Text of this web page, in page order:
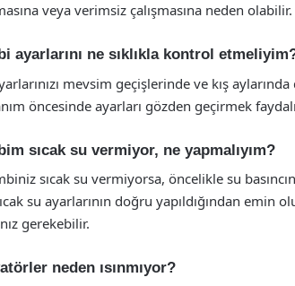
veya verimsiz çalışmasına neden olabilir.
ayarlarını ne sıklıkla kontrol
mevsim geçişlerinde ve kış
öncesinde ayarları gözden geçirmek
sıcak su vermiyor, ne yapmalıyım?
sıcak su vermiyorsa, öncelikle su
su ayarlarının doğru yapıldığından
gerekebilir.
neden ısınmıyor?